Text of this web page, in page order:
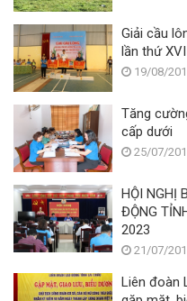
Giải cầu
19/08/
Tăng
cấp dưới
25/07/
HỘI NGHỊ
ĐỘNG TỈNH LẦN THỨ 4, NHIỆM KỲ
2023
21/07/
Liên đoàn